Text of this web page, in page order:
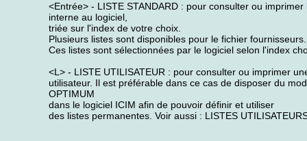
<Entrée> - LISTE STANDARD : pour consulter ou imprimer
interne au logiciel,
triée sur l'index de votre choix.
Plusieurs listes sont disponibles pour le fichier fournisseurs.
Ces listes sont sélectionnées par le logiciel selon l'index
<L> - LISTE UTILISATEUR : pour consulter ou imprimer
utilisateur. Il est préférable dans ce cas de disposer du
OPTIMUM
dans le logiciel ICIM afin de pouvoir définir et utiliser
des listes permanentes. Voir aussi : LISTES